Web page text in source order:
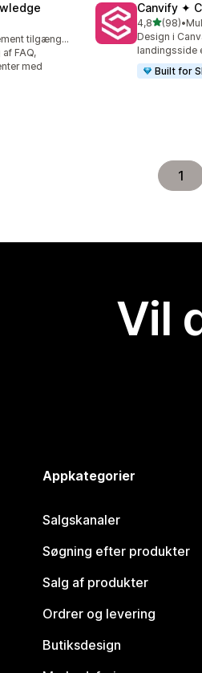
Gratis abonnement tilgængeligt
FAQ,
med
Canvify ✦
4,8ud af 5
(98)
98 •
Design i
landingsside
Built for
1
Vil
Appkategorier
Salgskanaler
Søgning efter produkter
Salg af produkter
Ordrer og levering
Butiksdesign